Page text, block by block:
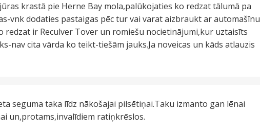
krastā pie Herne Bay mola,palūkojaties ko redzat tālumā pa
vnk dodaties pastaigas pēc tur vai varat aizbraukt ar automašīnu
redzat ir Reculver Tover un romiešu nocietinājumi,kur uztaisīts
nav cita vārda ko teikt-tiešām jauks.Ja noveicas un kāds atlauzis
seguma taka līdz nākošajai pilsētiņai.Taku izmanto gan lēnai
un,protams,invalīdiem ratiņkrēslos.